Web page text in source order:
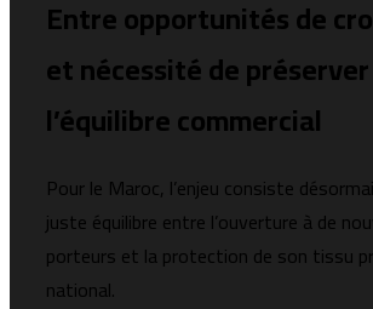
Entre opportunités de
et nécessité de préserver
l’équilibre commercial
Pour le Maroc, l’enjeu consiste
juste équilibre entre l’ouverture à de
porteurs et la protection de son tissu
national.